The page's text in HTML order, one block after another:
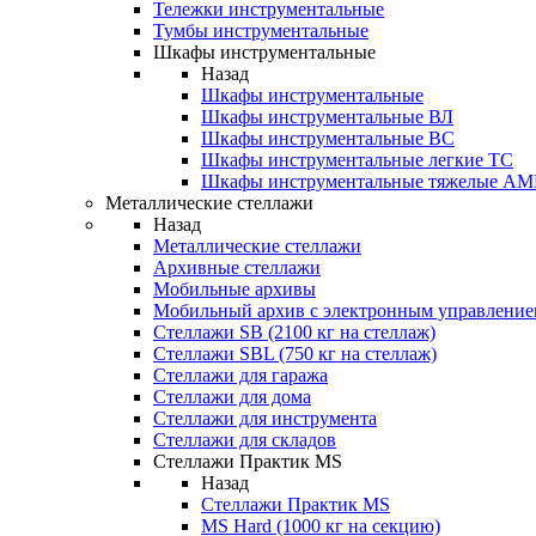
Тележки инструментальные
Тумбы инструментальные
Шкафы инструментальные
Назад
Шкафы инструментальные
Шкафы инструментальные ВЛ
Шкафы инструментальные ВС
Шкафы инструментальные легкие ТС
Шкафы инструментальные тяжелые
Металлические стеллажи
Назад
Металлические стеллажи
Архивные стеллажи
Мобильные архивы
Мобильный архив с электронным
Стеллажи SB (2100 кг на стеллаж)
Стеллажи SBL (750 кг на стеллаж)
Стеллажи для гаража
Стеллажи для дома
Стеллажи для инструмента
Стеллажи для складов
Стеллажи Практик MS
Назад
Стеллажи Практик MS
MS Hard (1000 кг на секцию)